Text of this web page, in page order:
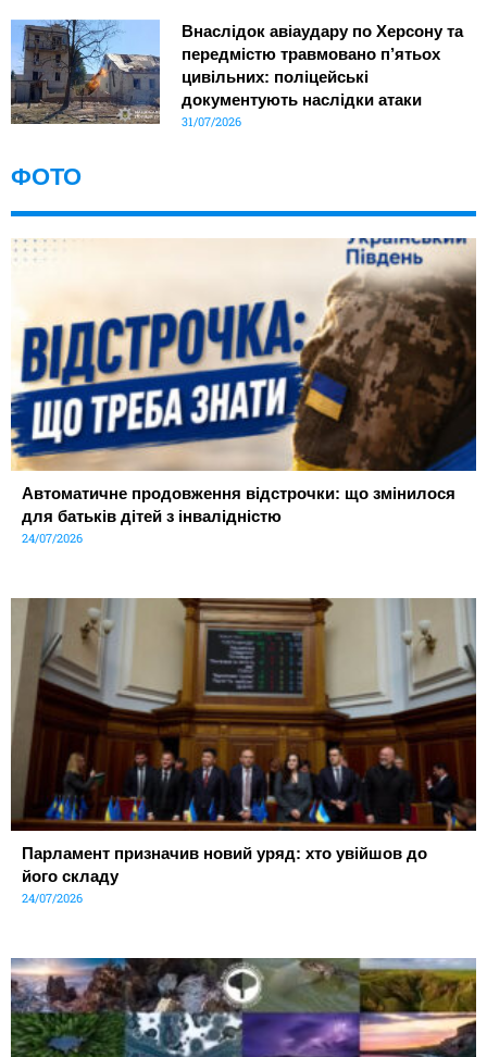
Внаслідок авіаудару по Херсону та
передмістю травмовано п’ятьох
цивільних: поліцейські
документують наслідки атаки
31/07/2026
ФОТО
Автоматичне продовження відстрочки: що змінилося
для батьків дітей з інвалідністю
24/07/2026
Парламент призначив новий уряд: хто увійшов до
його складу
24/07/2026